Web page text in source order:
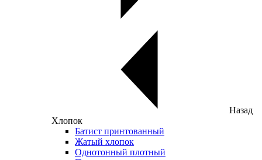
Назад
Хлопок
Батист принтованный
Жатый хлопок
Однотонный плотный